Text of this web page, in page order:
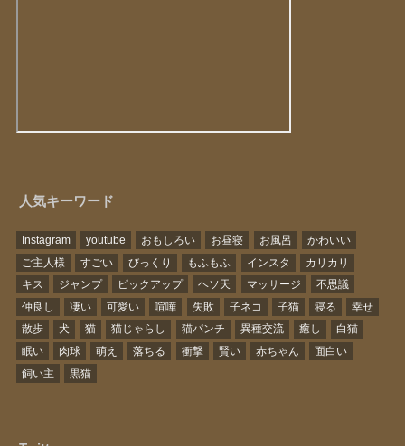
人気キーワード
Instagram youtube おもしろい お昼寝 お風呂
かわいい
ご主人様
すごい びっくり もふもふ インスタ
カリカリ
キス
ジャンプ ピックアップ ヘソ天 マッサージ
不思議
仲良し
凄い 可愛い 喧嘩 失敗 子ネコ 子猫 寝る
幸せ
散歩
犬 猫 猫じゃらし 猫パンチ 異種交流 癒し
白猫
眠い
肉球 萌え 落ちる 衝撃 賢い 赤ちゃん
面白い
飼い主
黒猫